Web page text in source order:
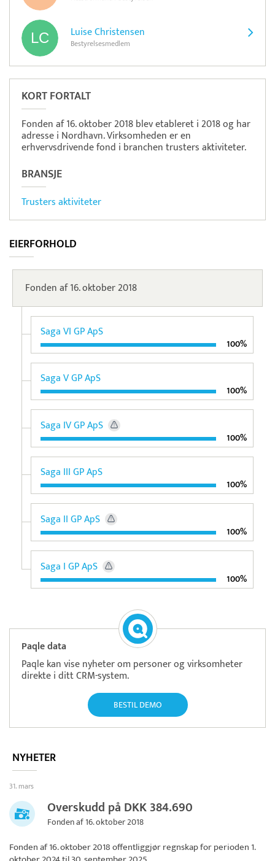
Luise Christensen
Bestyrelsesmedlem
KORT FORTALT
Fonden af 16. oktober 2018 blev etableret i 2018 og har
adresse i Nordhavn. Virksomheden er en
erhvervsdrivende fond i branchen trusters aktiviteter.
BRANSJE
Trusters aktiviteter
EIERFORHOLD
Fonden af 16. oktober 2018
Saga VI GP ApS
100%
Saga V GP ApS
100%
Saga IV GP ApS
100%
Saga III GP ApS
100%
Saga II GP ApS
100%
Saga I GP ApS
100%
Paqle data
Paqle kan vise nyheter om personer og virksomheter
direkte i ditt CRM-system.
BESTIL DEMO
NYHETER
31. mars
Overskudd på DKK 384.690
Fonden af 16. oktober 2018
Fonden af 16. oktober 2018offentliggjør regnskap for perioden 1.